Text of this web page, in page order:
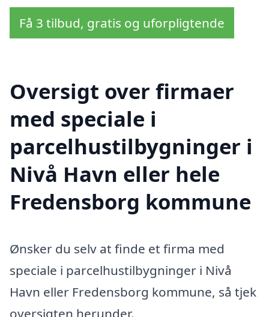
Få 3 tilbud, gratis og uforpligtende
Oversigt over firmaer
med speciale i
parcelhustilbygninger i
Nivå Havn eller hele
Fredensborg kommune
Ønsker du selv at finde et firma med
speciale i parcelhustilbygninger i Nivå
Havn eller Fredensborg kommune, så tjek
oversigten herunder.